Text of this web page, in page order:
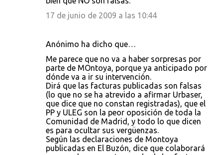
17 de junio de 2009 a las 10:44
Anónimo ha dicho que…
Me parece que no va a haber sorpresas por
parte de MOntoya, porque ya anticipado por
dónde va a ir su intervención.
Dirá que las facturas publicadas son falsas
(lo que no se ha atrevido a afirmar Urbaser,
que dice que no constan registradas), que el
PP y ULEG son la peor oposición de toda la
Comunidad de Madrid, y todo lo que dicen
es para ocultar sus vergüenzas.
Según las declaraciones de Montoya
publicadas en El Buzón, dice que colaborará